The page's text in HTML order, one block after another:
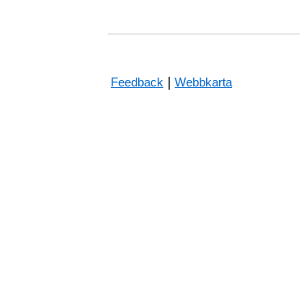
Feedback | Webbkarta